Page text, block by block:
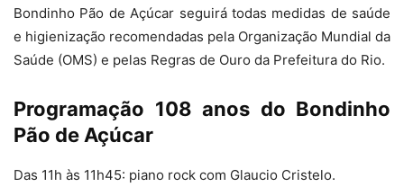
Bondinho Pão de Açúcar seguirá todas medidas de saúde
e higienização recomendadas pela Organização Mundial da
Saúde (OMS) e pelas Regras de Ouro da Prefeitura do Rio.
Programação 108 anos do Bondinho
Pão de Açúcar
Das 11h às 11h45: piano rock com Glaucio Cristelo.